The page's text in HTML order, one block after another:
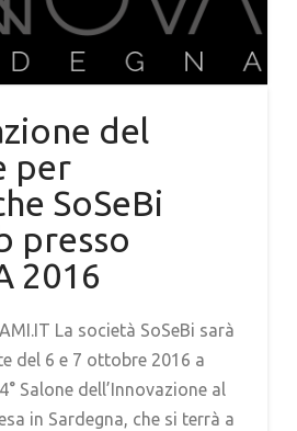
del
per
SoSeBi
presso
2016
La società SoSeBi sarà
del 6 e 7 ottobre 2016 a
Salone dell’Innovazione al
in Sardegna, che si terrà a